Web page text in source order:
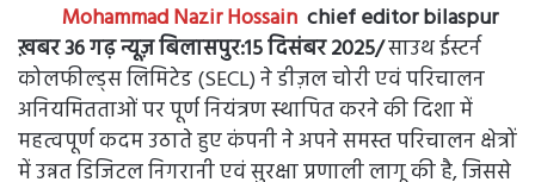
Mohammad Nazir Hossain chief editor bilaspur
ख़बर 36 गढ़ न्यूज़ बिलासपुर:15 दिसंबर 2025/साउथ ईस्टर्न
कोलफील्ड्स लिमिटेड (SECL) ने डीज़ल चोरी एवं परिचालन
अनियमितताओं पर पूर्ण नियंत्रण स्थापित करने की दिशा में
महत्वपूर्ण कदम उठाते हुए कंपनी ने अपने समस्त परिचालन क्षेत्रों
में उन्नत डिजिटल निगरानी एवं सुरक्षा प्रणाली लागू की है, जिससे